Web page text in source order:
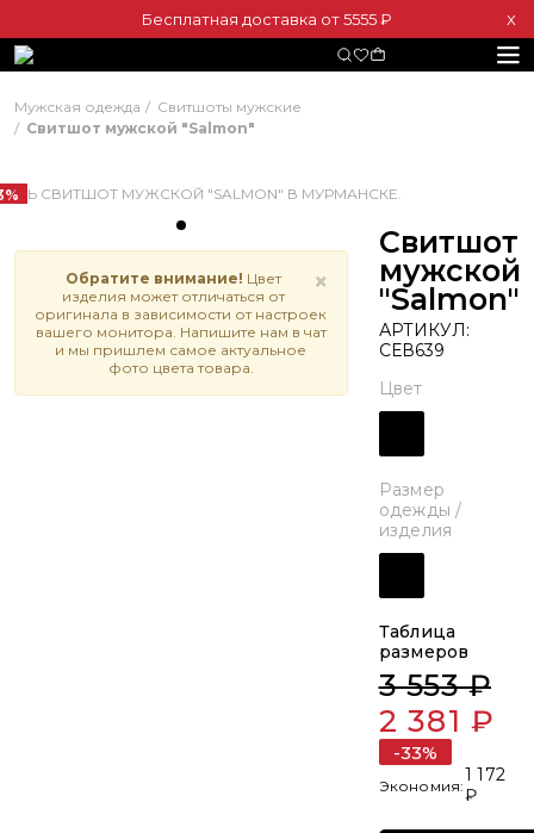
Бесплатная доставка от 5555 ₽ Х
Мужская одежда
Свитшоты мужские
Свитшот мужской "Salmon"
×
Обратите внимание! Цвет
изделия может отличаться от
оригинала в зависимости от настроек
вашего монитора. Напишите нам в чат
и мы пришлем самое актуальное
фото цвета товара.
Свитшот
мужской
"Salmon"
АРТИКУЛ:
СЕВ639
Цвет
Размер
одежды /
изделия
Таблица
размеров
2 381 ₽
3 553 ₽
1 172
₽
-33%